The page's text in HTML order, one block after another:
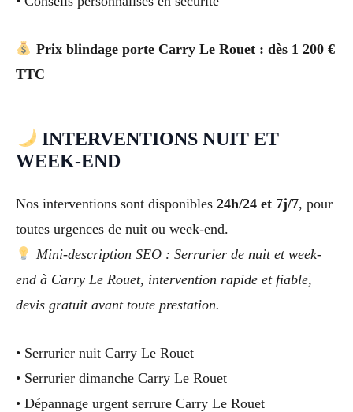
Prix blindage porte Carry Le Rouet : dès 1 200 €
TTC
INTERVENTIONS NUIT ET
WEEK-END
Nos interventions sont disponibles 24h/24 et 7j/7, pour
toutes urgences de nuit ou week-end.
Mini-description SEO : Serrurier de nuit et week-
end à Carry Le Rouet, intervention rapide et fiable,
devis gratuit avant toute prestation.
• Serrurier nuit Carry Le Rouet
• Serrurier dimanche Carry Le Rouet
• Dépannage urgent serrure Carry Le Rouet